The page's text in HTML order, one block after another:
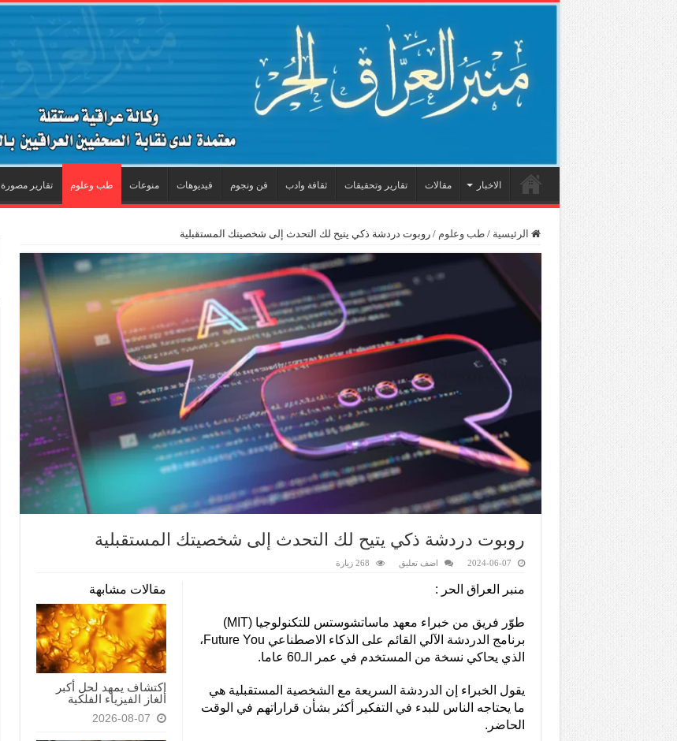
الاخبار مقالات تقارير وتحقيقات ثقافة وادب فن ونجوم فيديوهات منوعات طب وعلوم تقارير مصورة
الرئيسية / طب وعلوم / روبوت دردشة ذكي يتيح لك التحدث إلى شخصيتك المستقبلية
روبوت دردشة ذكي يتيح لك التحدث إلى شخصيتك المستقبلية
2024-06-07 اضف تعليق 268 زيارة
مقالات مشابهة
اكتشاف يمهد لحل أكبر
ألغاز الفيزياء الفلكية
2026-08-07
منبر العراق الحر :
طوّر فريق من خبراء معهد ماساتشوستس للتكنولوجيا (MIT)
برنامج الدردشة الآلي القائم على الذكاء الاصطناعي Future You،
الذي يحاكي نسخة من المستخدم في عمر الـ60 عاما.
يقول الخبراء إن الدردشة السريعة مع الشخصية المستقبلية هي
ما يحتاجه الناس للبدء في التفكير أكثر بشأن قراراتهم في الوقت
الحاضر.